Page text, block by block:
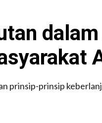
prinsip-prinsip